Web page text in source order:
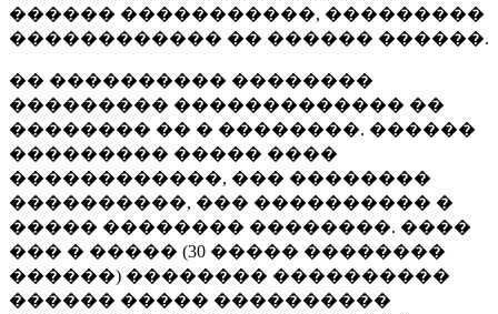
������ �����������, ���������
������������ �� ������ ������.
�� ���������� ��������
��������� ������������� ��
�������� �� � ��������. ������
��������� ����� ����
������������, ��� ��������
����������, ��� ���������� �
����� �������� ��������. ����
��� � ����� (30 ����� ��������
������) �������� ����������
������ ����� ����������